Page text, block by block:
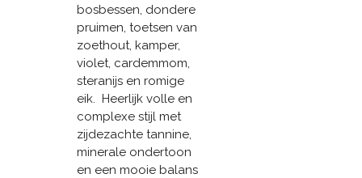
bosbessen, dondere
pruimen, toetsen van
zoethout, kamper,
violet, cardemmom,
steranijs en romige
eik. Heerlijk volle en
complexe stijl met
zijdezachte tannine,
minerale ondertoon
en een mooie balans